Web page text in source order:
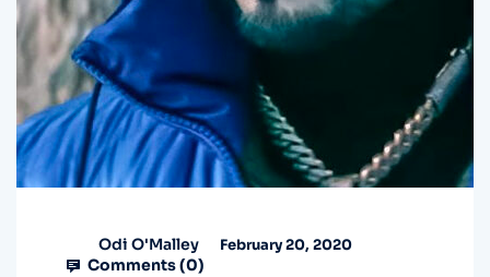
Odi O'Malley February 20, 2020
Comments (0)